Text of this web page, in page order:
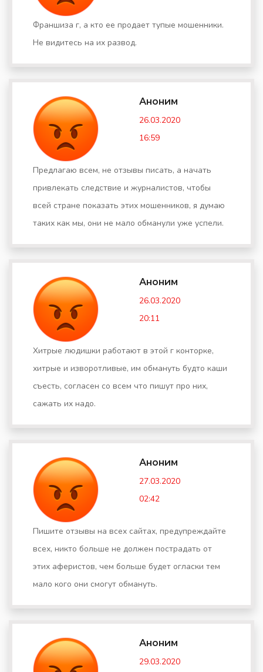
Франшиза г, а кто ее продает тупые мошенники.
Не видитесь на их развод.
Аноним
26.03.2020
16:59
Предлагаю всем, не отзывы писать, а начать
привлекать следствие и журналистов, чтобы
всей стране показать этих мошенников, я думаю
таких как мы, они не мало обманули уже успели.
Аноним
26.03.2020
20:11
Хитрые людишки работают в этой г конторке,
хитрые и изворотливые, им обмануть будто каши
съесть, согласен со всем что пишут про них,
сажать их надо.
Аноним
27.03.2020
02:42
Пишите отзывы на всех сайтах, предупреждайте
всех, никто больше не должен пострадать от
этих аферистов, чем больше будет огласки тем
мало кого они смогут обмануть.
Аноним
29.03.2020